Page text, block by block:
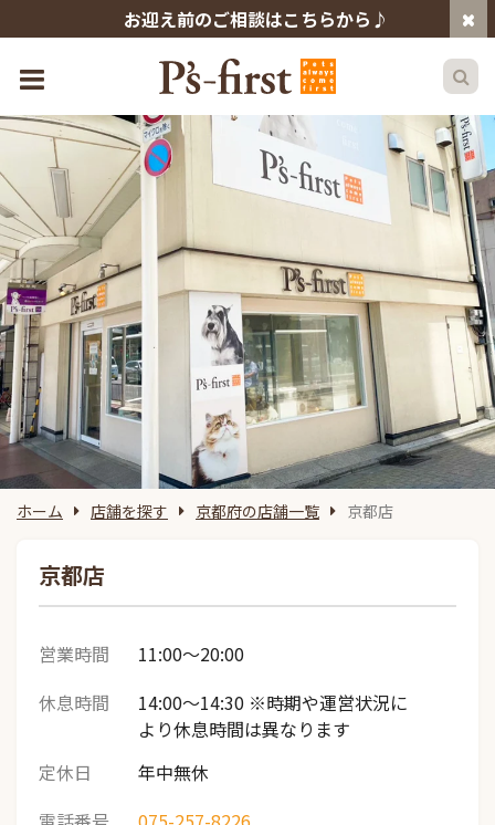
お迎え前のご相談はこちらから♪
ホーム 店舗を探す 京都府の店舗一覧 京都店
京都店
営業時間
11:00～20:00
休息時間
14:00～14:30 ※時期や運営状況に
より休息時間は異なります
定休日
年中無休